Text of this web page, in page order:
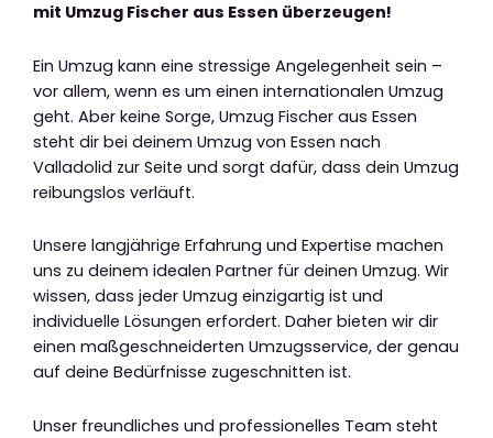
mit Umzug Fischer aus Essen überzeugen!
Ein Umzug kann eine stressige Angelegenheit sein –
vor allem, wenn es um einen internationalen Umzug
geht. Aber keine Sorge, Umzug Fischer aus Essen
steht dir bei deinem Umzug von Essen nach
Valladolid zur Seite und sorgt dafür, dass dein Umzug
reibungslos verläuft.
Unsere langjährige Erfahrung und Expertise machen
uns zu deinem idealen Partner für deinen Umzug. Wir
wissen, dass jeder Umzug einzigartig ist und
individuelle Lösungen erfordert. Daher bieten wir dir
einen maßgeschneiderten Umzugsservice, der genau
auf deine Bedürfnisse zugeschnitten ist.
Unser freundliches und professionelles Team steht